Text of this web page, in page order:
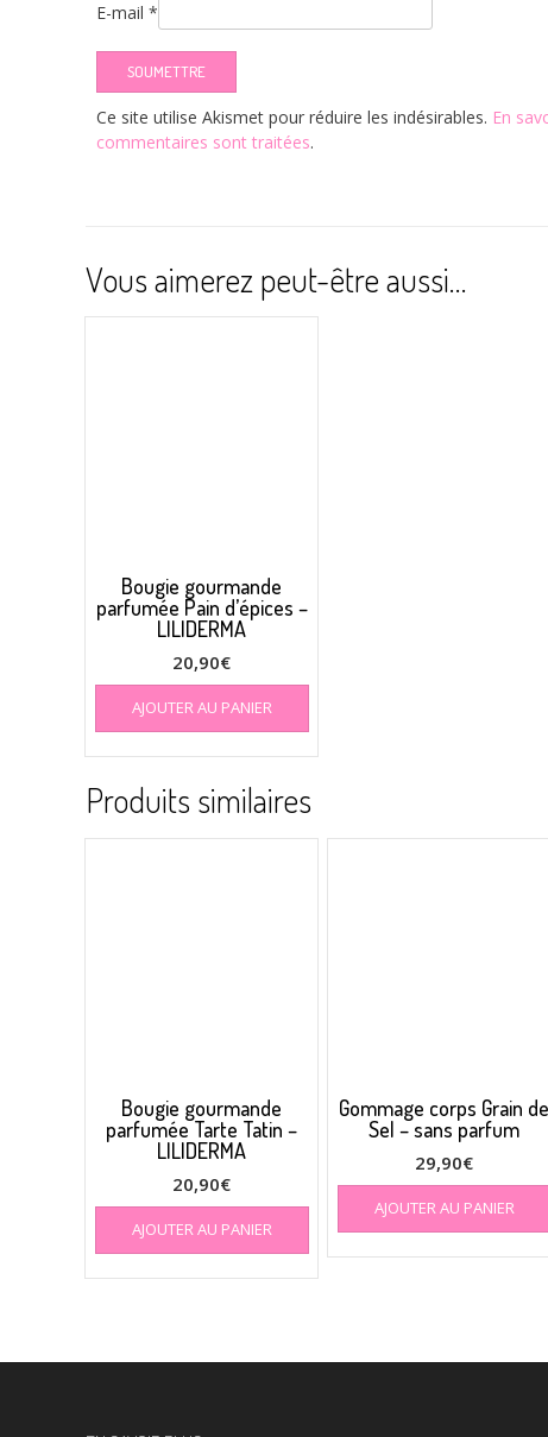
E-mail *
Ce site utilise Akismet pour réduire les indésirables. En
commentaires sont traitées.
Vous aimerez peut-être aussi…
Bougie gourmande
parfumée Pain d’épices –
LILIDERMA
20,90€
AJOUTER AU PANIER
Produits similaires
Bougie gourmande
parfumée Tarte Tatin –
LILIDERMA
20,90€
AJOUTER AU PANIER
Gommage corps Grain de
Sel – sans parfum
29,90€
AJOUTER AU PANIER